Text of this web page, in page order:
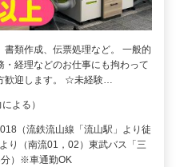
書類作成、伝票処理など。 一般的
・経理などのお仕事にも拘わって
歓迎します。 ☆未経験…
よる）
（流鉄流山線「流山駅」より徒
り（南流01，02）東武バス「三
分）※車通勤OK